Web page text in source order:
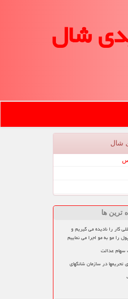
شال
شال
ترین ها
کار را نادیده می گیریم و
را مو به مو اجرا می نماییم
عدالت
در سازمان شانگهای